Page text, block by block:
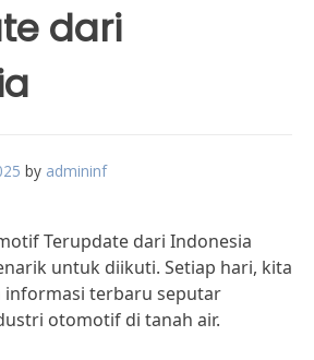
dari
by admininf
Terupdate dari Indonesia
untuk diikuti. Setiap hari, kita
informasi terbaru seputar
otomotif di tanah air.